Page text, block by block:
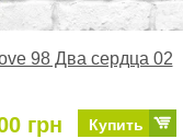
98 Два сердца 02
грн Купить